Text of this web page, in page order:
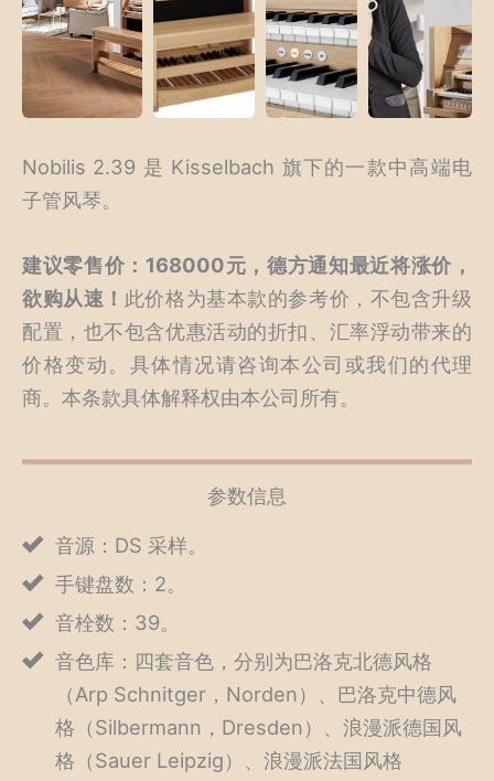
Nobilis 2.39 是 Kisselbach 旗下的一款中高端电
子管风琴。
建议零售价：168000元，德方通知最近将涨价，
欲购从速！ 此价格为基本款的参考价，不包含升级
配置，也不包含优惠活动的折扣、汇率浮动带来的
价格变动。具体情况请咨询本公司或我们的代理
商。本条款具体解释权由本公司所有。
参数信息
音源：DS 采样。
手键盘数：2。
音栓数：39。
音色库：四套音色，分别为巴洛克北德风格
（Arp Schnitger，Norden）、巴洛克中德风
格（Silbermann，Dresden）、浪漫派德国风
格（Sauer Leipzig）、浪漫派法国风格